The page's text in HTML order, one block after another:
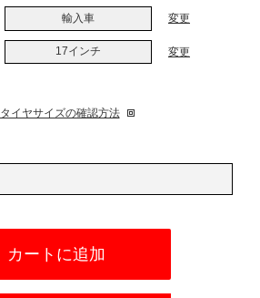
輸入車 変更
17インチ 変更
タイヤサイズの確認方法
カートに追加